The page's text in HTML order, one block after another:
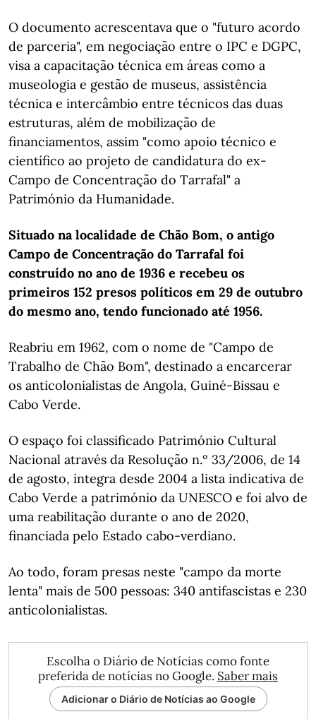
O documento acrescentava que o "futuro acordo
de parceria", em negociação entre o IPC e DGPC,
visa a capacitação técnica em áreas como a
museologia e gestão de museus, assistência
técnica e intercâmbio entre técnicos das duas
estruturas, além de mobilização de
financiamentos, assim "como apoio técnico e
científico ao projeto de candidatura do ex-
Campo de Concentração do Tarrafal" a
Património da Humanidade.
Situado na localidade de Chão Bom, o antigo
Campo de Concentração do Tarrafal foi
construído no ano de 1936 e recebeu os
primeiros 152 presos políticos em 29 de outubro
do mesmo ano, tendo funcionado até 1956.
Reabriu em 1962, com o nome de "Campo de
Trabalho de Chão Bom", destinado a encarcerar
os anticolonialistas de Angola, Guiné-Bissau e
Cabo Verde.
O espaço foi classificado Património Cultural
Nacional através da Resolução n.º 33/2006, de 14
de agosto, integra desde 2004 a lista indicativa de
Cabo Verde a património da UNESCO e foi alvo de
uma reabilitação durante o ano de 2020,
financiada pelo Estado cabo-verdiano.
Ao todo, foram presas neste "campo da morte
lenta" mais de 500 pessoas: 340 antifascistas e 230
anticolonialistas.
Escolha o Diário de Notícias como fonte
preferida de notícias no Google. Saber mais
Adicionar o Diário de Notícias ao Google